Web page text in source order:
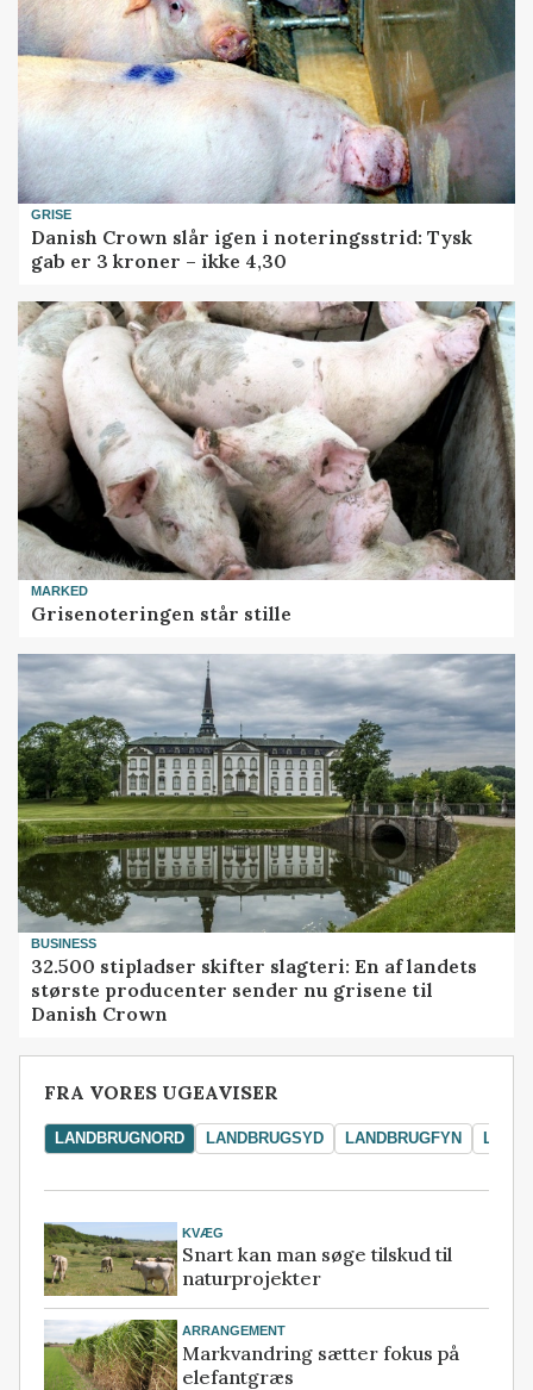
GRISE
Danish Crown slår igen i noteringsstrid: Tysk
gab er 3 kroner – ikke 4,30
MARKED
Grisenoteringen står stille
BUSINESS
32.500 stipladser skifter slagteri: En af landets
største producenter sender nu grisene til
Danish Crown
FRA VORES UGEAVISER
LANDBRUGNORD LANDBRUGSYD LANDBRUGFYN
KVÆG
Snart kan man søge tilskud til
naturprojekter
ARRANGEMENT
Markvandring sætter fokus på
elefantgræs